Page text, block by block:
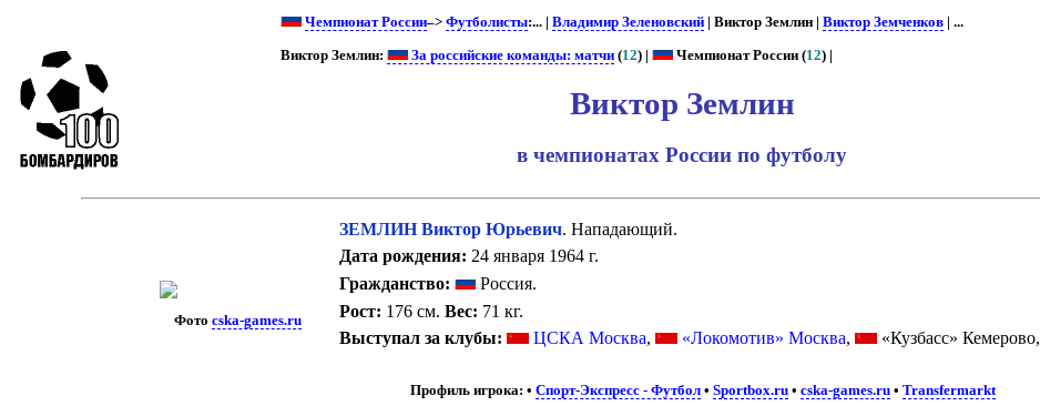
Чемпионат России–>Футболисты:... |Владимир Зеленовский | Виктор Землин |Виктор Земченков | ...
Виктор Землин: За российские команды: матчи (12) | Чемпионат России (12) |
Виктор Землин
в чемпионатах России по футболу
Фото cska-games.ru
ЗЕМЛИН Виктор Юрьевич. Нападающий.
Дата рождения: 24 января 1964 г.
Гражданство:
Россия.
Рост: 176 см. Вес: 71 кг.
Выступал за клубы:
ЦСКА Москва, «Локомотив» Москва, «Кузбасс» Кемерово,
Профиль игрока: •Спорт-Экспресс - Футбол •Sportbox.ru •cska-games.ru •Transfermarkt